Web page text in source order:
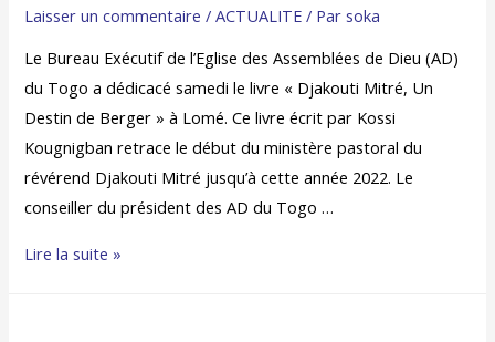
Laisser un commentaire /ACTUALITE / Parsoka
Le Bureau Exécutif de l’Eglise des Assemblées de Dieu (AD)
du Togo a dédicacé samedi le livre « Djakouti Mitré, Un
Destin de Berger » à Lomé. Ce livre écrit par Kossi
Kougnigban retrace le début du ministère pastoral du
révérend Djakouti Mitré jusqu’à cette année 2022. Le
conseiller du président des AD du Togo …
Lire la suite »